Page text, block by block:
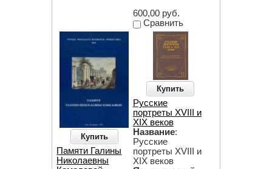
600,00 руб.
Сравнить
Купить
Памяти Галины
Николаевны
Купить
Русские
портреты XVIII и
XIX веков
Название:
Русские
портреты XVIII и
XIX веков